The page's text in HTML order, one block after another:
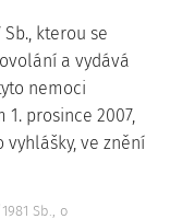
kterou se
a vydává
nemoci
prosince 2007,
ve znění
Sb., o